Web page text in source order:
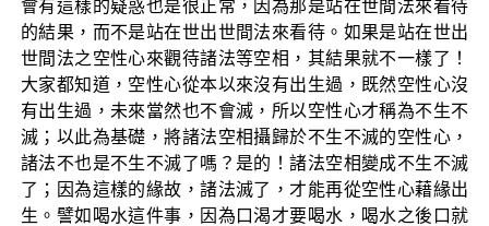
會有這樣的疑惑也是很正常，因為那是站在世間法來看待
的結果，而不是站在世出世間法來看待。如果是站在世出
世間法之空性心來觀待諸法等空相，其結果就不一樣了！
大家都知道，空性心從本以來沒有出生過，既然空性心沒
有出生過，未來當然也不會滅，所以空性心才稱為不生不
滅；以此為基礎，將諸法空相攝歸於不生不滅的空性心，
諸法不也是不生不滅了嗎？是的！諸法空相變成不生不滅
了；因為這樣的緣故，諸法滅了，才能再從空性心藉緣出
生。譬如喝水這件事，因為口渴才要喝水，喝水之後口就